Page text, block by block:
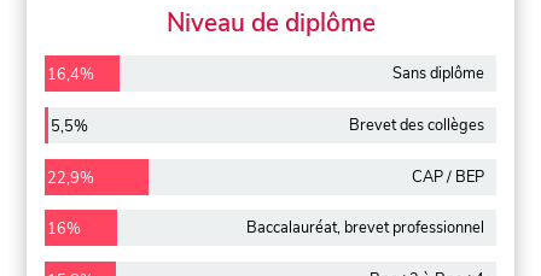
Niveau de diplôme
16,4% Sans diplôme
5,5% Brevet des collèges
22,9% CAP / BEP
16% Baccalauréat, brevet professionnel